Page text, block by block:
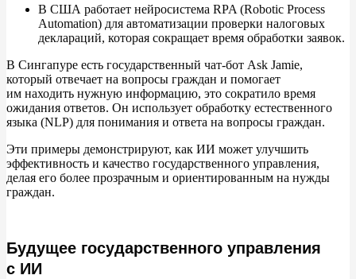
В США работает нейросистема RPA (Robotic Process
Automation) для автоматизации проверки налоговых
деклараций, которая сокращает время обработки заявок.
В Сингапуре есть государственный чат-бот Ask Jamie,
который отвечает на вопросы граждан и помогает
им находить нужную информацию, это сократило время
ожидания ответов. Он использует обработку естественного
языка (NLP) для понимания и ответа на вопросы граждан.
Эти примеры демонстрируют, как ИИ может улучшить
эффективность и качество государственного управления,
делая его более прозрачным и ориентированным на нужды
граждан.
Будущее государственного управления
с ИИ